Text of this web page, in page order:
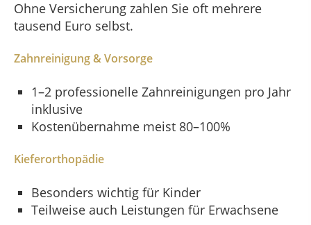
Ohne Versicherung zahlen Sie oft mehrere
tausend Euro selbst.
Zahnreinigung & Vorsorge
1–2 professionelle Zahnreinigungen pro Jahr
inklusive
Kostenübernahme meist 80–100%
Kieferorthopädie
Besonders wichtig für Kinder
Teilweise auch Leistungen für Erwachsene